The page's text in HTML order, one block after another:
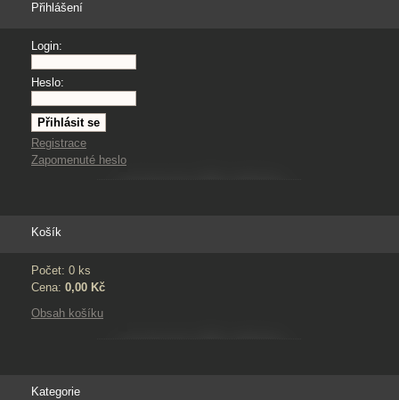
Přihlášení
Login:
Heslo:
Registrace
Zapomenuté heslo
Košík
Počet: 0 ks
Cena: 0,00 Kč
Obsah košíku
Kategorie